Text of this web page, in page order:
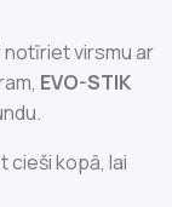
virsmu ar
EVO-STIK
cieši kopā, lai